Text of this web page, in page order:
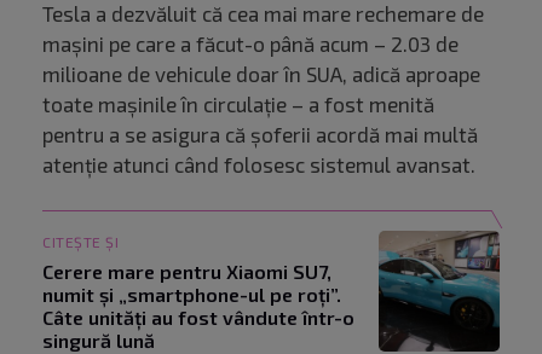
Tesla a dezvăluit că cea mai mare rechemare de
mașini pe care a făcut-o până acum – 2.03 de
milioane de vehicule doar în SUA, adică aproape
toate mașinile în circulație – a fost menită
pentru a se asigura că șoferii acordă mai multă
atenție atunci când folosesc sistemul avansat.
CITEȘTE ȘI
Cerere mare pentru Xiaomi SU7,
numit și „smartphone-ul pe roți”.
Câte unități au fost vândute într-o
singură lună